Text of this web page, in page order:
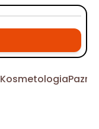
Kosmetologia